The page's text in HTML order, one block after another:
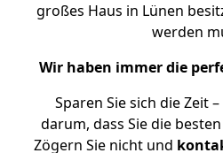
großes Haus in Lünen
werden
Wir haben immer die
Sparen Sie sich die Zeit
darum, dass Sie die
Zögern Sie nicht und